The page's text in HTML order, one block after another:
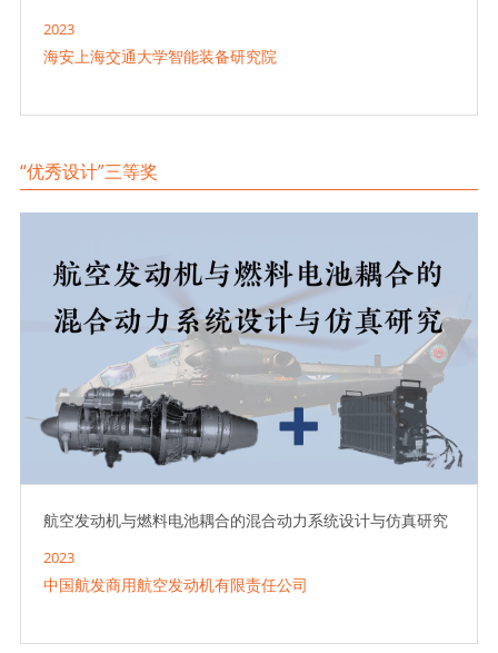
2023
海安上海交通大学智能装备研究院
“优秀设计”三等奖
航空发动机与燃料电池耦合的混合动力系统设计与仿真研究
2023
中国航发商用航空发动机有限责任公司